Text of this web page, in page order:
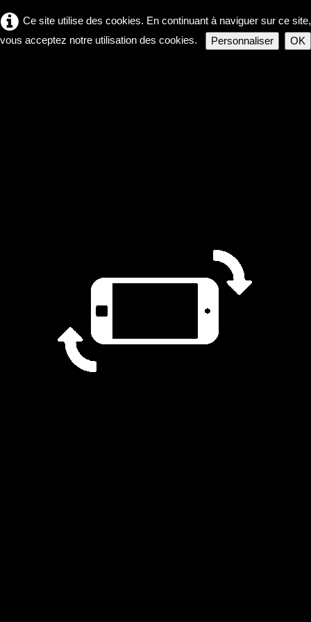
Ce site utilise des cookies. En continuant à naviguer sur ce site,
vous acceptez notre utilisation des cookies.
Personnaliser OK